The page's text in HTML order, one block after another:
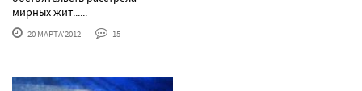
мирных жит......
20 МАРТА'2012 15